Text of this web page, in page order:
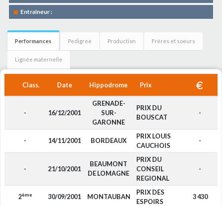
Entraîneur :
Performances Pedigree Production Frères et soeurs
Lignée maternelle
Class. Date Hippodrome Prix
- 16/12/2001
GRENADE-
SUR-
GARONNE
PRIX DU
BOUSCAT
-
- 14/11/2001 BORDEAUX
PRIX LOUIS
CAUCHOIS
-
- 21/10/2001
BEAUMONT
DE LOMAGNE
PRIX DU
CONSEIL
REGIONAL
-
2ème 30/09/2001 MONTAUBAN
PRIX DES
ESPOIRS
3 430